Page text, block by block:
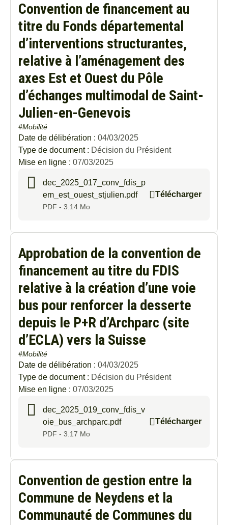
Convention de financement au
titre du Fonds départemental
d’interventions structurantes,
relative à l’aménagement des
axes Est et Ouest du Pôle
d’échanges multimodal de Saint-
Julien-en-Genevois
#Mobilité
Date de délibération : 04/03/2025
Type de document : Décision du Président
Mise en ligne : 07/03/2025
dec_2025_017_conv_fdis_p
em_est_ouest_stjulien.pdf
PDF - 3.14 Mo
Télécharger
Approbation de la convention de
financement au titre du FDIS
relative à la création d’une voie
bus pour renforcer la desserte
depuis le P+R d’Archparc (site
d’ECLA) vers la Suisse
#Mobilité
Date de délibération : 04/03/2025
Type de document : Décision du Président
Mise en ligne : 07/03/2025
dec_2025_019_conv_fdis_v
oie_bus_archparc.pdf
PDF - 3.17 Mo
Télécharger
Convention de gestion entre la
Commune de Neydens et la
Communauté de Communes du